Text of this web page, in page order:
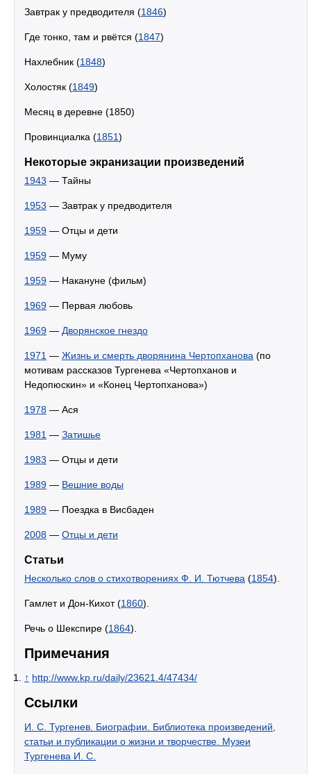
Завтрак у предводителя (1846)
Где тонко, там и рвётся (1847)
Нахлебник (1848)
Холостяк (1849)
Месяц в деревне (1850)
Провинциалка (1851)
Некоторые экранизации произведений
1943 — Тайны
1953 — Завтрак у предводителя
1959 — Отцы и дети
1959 — Муму
1959 — Накануне (фильм)
1969 — Первая любовь
1969 — Дворянское гнездо
1971 — Жизнь и смерть дворянина Чертопханова (по
мотивам рассказов Тургенева «Чертопханов и
Недопюскин» и «Конец Чертопханова»)
1978 — Ася
1981 — Затишье
1983 — Отцы и дети
1989 — Вешние воды
1989 — Поездка в Висбаден
2008 — Отцы и дети
Статьи
Несколько слов о стихотворениях Ф. И. Тютчева (1854).
Гамлет и Дон-Кихот (1860).
Речь о Шекспире (1864).
Примечания
↑ http://www.kp.ru/daily/23621.4/47434/
Ссылки
И. С. Тургенев. Биографии. Библиотека произведений,
статьи и публикации о жизни и творчестве. Музеи
Тургенева И. С.